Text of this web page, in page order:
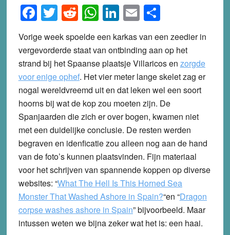
Facebook
Twitter
Reddit
WhatsApp
LinkedIn
EmailShare
Vorige week spoelde een karkas van een zeedier in
vergevorderde staat van ontbinding aan op het
strand bij het Spaanse plaatsje Villaricos en zorgde
voor enige ophef. Het vier meter lange skelet zag er
nogal wereldvreemd uit en dat leken wel een soort
hoorns bij wat de kop zou moeten zijn. De
Spanjaarden die zich er over bogen, kwamen niet
met een duidelijke conclusie. De resten werden
begraven en idenficatie zou alleen nog aan de hand
van de foto’s kunnen plaatsvinden. Fijn materiaal
voor het schrijven van spannende koppen op diverse
websites: “What The Hell Is This Horned Sea
Monster That Washed Ashore in Spain?“en “Dragon
corpse washes ashore in Spain” bijvoorbeeld. Maar
intussen weten we bijna zeker wat het is: een haai.